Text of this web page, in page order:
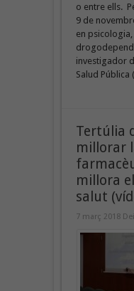
o entre ells.
9 de
en
investigador
Salud Pública
Tertúlia
millorar
millora
salut
7 març 2018